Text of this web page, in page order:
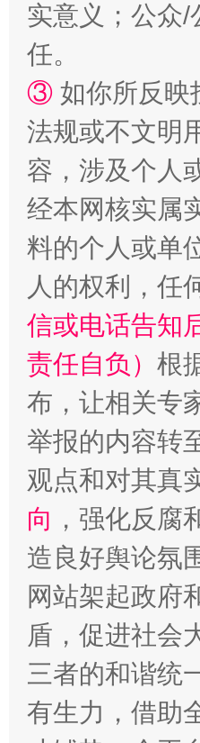
招工难、用工荒背
实意义；公众/
任。
③ 如你所反映
法规或不文明
容，涉及个人
经本网核实属
料的个人或单
人的权利，任
信或电话告知
责任自负） 根
布，让相关专
举报的内容转
观点和对其真
向 ，强化反
造良好舆论氛
网站架起政府
盾，促进社会
三者的和谐统
有生力，借助